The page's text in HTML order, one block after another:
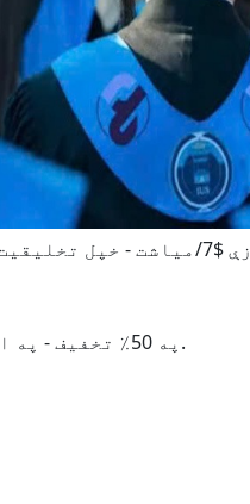
Evernote په 50٪ تخفیف - په اسانۍ سره ستاسو یادښتونه، پروژې، او نظریات تنظیم کړئ.